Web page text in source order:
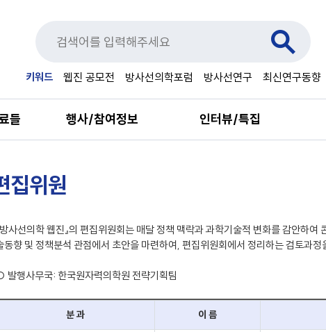
키워드 웹진 공모전 방사선의학포럼 방사선연구 최신연구동향
들 행사/참여정보 인터뷰/특집
집위원
방사선의학 웹진』의 편집위원회는 매달 정책 맥락과 과학기술적 변화를 감안하
동향 및 정책분석 관점에서 초안을 마련하여, 편집위원회에서 정리하는 검토과정
발행사무국: 한국원자력의학원 전략기획팀
분 과 이 름